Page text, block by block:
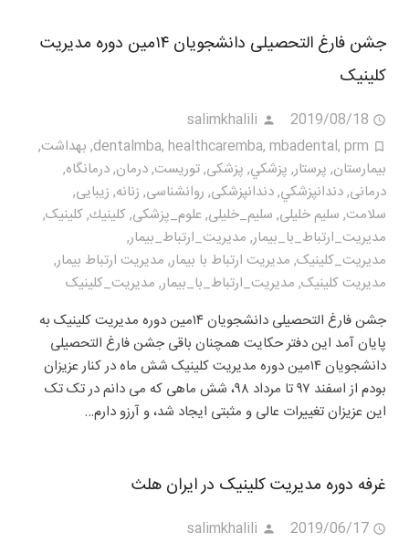
جشن فارغ التحصیلی دانشجویان ۱۴مین دوره مدیریت
کلینیک
2019/08/18
salimkhalili
dentalmba, healthcaremba, mbadental, prm
, بهداشت,
بيمارستان, پرستار, پزشكي, پزشکی,توریست,درمان,درمانگاه,
درمانی,دندانپزشكي,دندانپزشکی, روانشناسی, زنانه, زیبایی,
سلامت, سلیم خلیلی, سلیم_خلیلی, علوم_پزشکی,كلينيك,کلینیک,
مديريت_ارتباط_با_بيمار, مديريت_ارتباط_بیمار,
مديريت_كلينيک, مدیریت ارتباط با بیمار, مدیریت ارتباط بیمار,
مدیریت کلینیک, مدیریت_ارتباط_با_بیمار, مدیریت_کلینیک
جشن فارغ التحصیلی دانشجویان ۱۴مین دوره مدیریت کلینیک به
پایان آمد این دفتر حکایت همچنان باقی جشن فارغ التحصیلی
دانشجویان ۱۴مین دوره مدیریت کلینیک شش ماه در کنار عزیزان
بودم از اسفند ۹۷ تا مرداد ۹۸، شش ماهی که می دانم در تک تک
این عزیزان تغییرات عالی و مثبتی ایجاد شد، و آرزو دارم…
غرفه دوره مدیریت کلینیک در ایران هلث
2019/06/17
salimkhalili